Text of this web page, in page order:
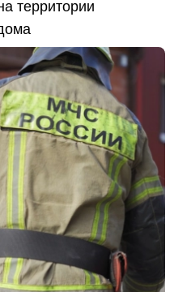
территории